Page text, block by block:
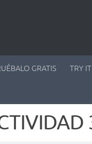
GRATIS TRY